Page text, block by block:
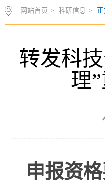
网站首页 > 科研信息 >
转发科
理
申报资